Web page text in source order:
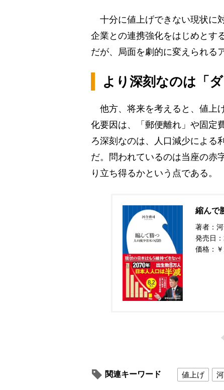
十分に値上げできない現状に
企業との連携強化をはじめとす
だが、局面を劇的に変えられる
より深刻なのは「
他方、将来を考えると、値上
化要因は、「郵便離れ」や固定
ろ深刻なのは、人口減少による
だ。問われているのは当座の赤
り立ち得るかという点である。
縮んで
著者：
発売日
価格：￥
関連キーワード 値上げ